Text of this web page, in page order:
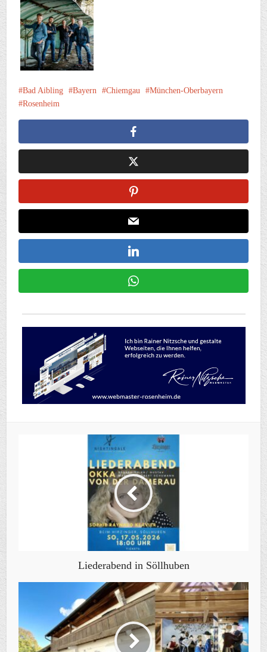
Bad Aibling Bayern Chiemgau
München-Oberbayern
Rosenheim
Liederabend in Söllhuben